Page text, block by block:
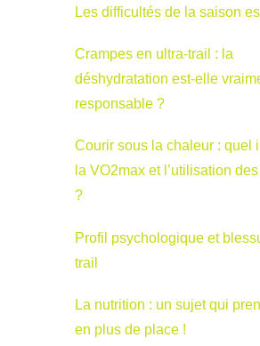
Les difficultés de la saison
Crampes en ultra-trail : la
déshydratation est-elle
responsable ?
Courir sous la chaleur : quel
la VO2max et l’utilisation
?
Profil psychologique et
trail
La nutrition : un sujet qui
en plus de place !